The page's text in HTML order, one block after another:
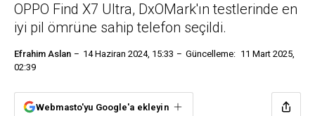
OPPO Find X7 Ultra, DxOMark'ın testlerinde en
iyi pil ömrüne sahip telefon seçildi.
Efrahim Aslan 14 Haziran 2024, 15:33 Güncelleme: 11 Mart 2025,
02:39
Webmasto'yu Google'a ekleyin